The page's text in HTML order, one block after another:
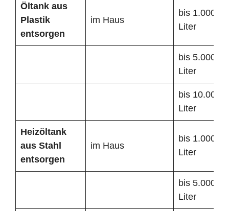
Öltank aus
Plastik
entsorgen
im Haus
bis 1.000
Liter
bis 5.000
Liter
bis 10.000
Liter
Heizöltank
aus Stahl
entsorgen
im Haus
bis 1.000
Liter
bis 5.000
Liter